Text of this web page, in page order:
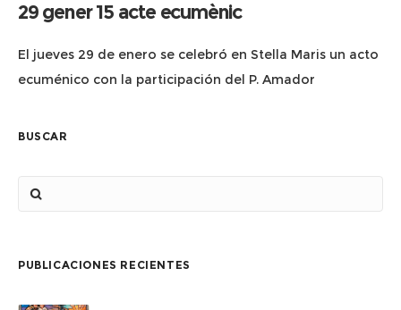
29 gener 15 acte ecumènic
El jueves 29 de enero se celebró en Stella Maris un acto
ecuménico con la participación del P. Amador
esposa, Reverenda Deborah Herath, El Pastor
BUSCAR
PUBLICACIONES RECIENTES